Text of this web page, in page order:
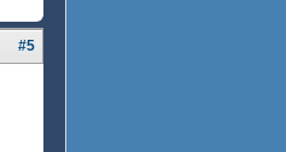
#5